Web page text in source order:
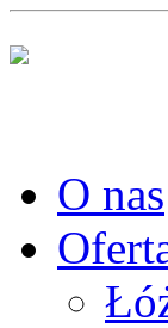
O nas